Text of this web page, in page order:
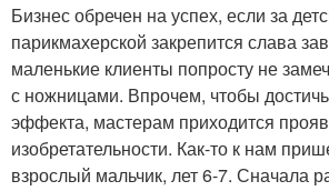
Бизнес обречен на успех, если за
парикмахерской закрепится слава
маленькие клиенты попросту не
с ножницами. Впрочем, чтобы
эффекта, мастерам приходится
изобретательности. Как-то к нам
взрослый мальчик, лет 6-7. Сначала